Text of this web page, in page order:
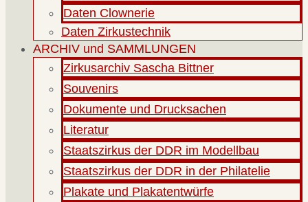
Daten Clownerie
Daten Zirkustechnik
ARCHIV und SAMMLUNGEN
Zirkusarchiv Sascha Bittner
Souvenirs
Dokumente und Drucksachen
Literatur
Staatszirkus der DDR im Modellbau
Staatszirkus der DDR in der Philatelie
Plakate und Plakatentwürfe